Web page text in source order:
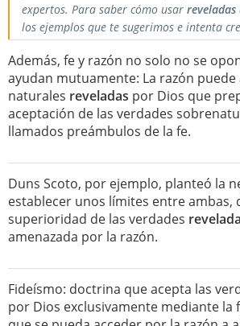
expertos. Para saber cómo usar reveladas
los ejemplos que te sugerimos e intenta
Además, fe y razón no solo no se
ayudan mutuamente: La razón puede
naturales reveladas por Dios que
aceptación de las verdades
llamados preámbulos de la fe.
Duns Scoto, por ejemplo, planteó la
establecer unos límites entre ambas,
superioridad de las verdades
amenazada por la razón.
Fideísmo: doctrina que acepta las
por Dios exclusivamente mediante la